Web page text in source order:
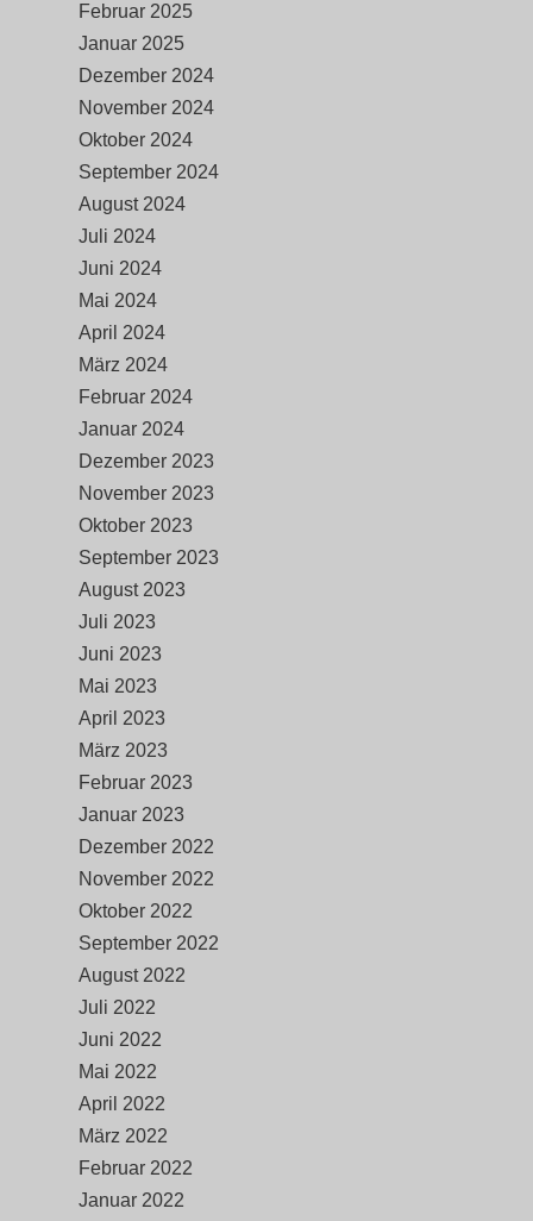
Februar 2025
Januar 2025
Dezember 2024
November 2024
Oktober 2024
September 2024
August 2024
Juli 2024
Juni 2024
Mai 2024
April 2024
März 2024
Februar 2024
Januar 2024
Dezember 2023
November 2023
Oktober 2023
September 2023
August 2023
Juli 2023
Juni 2023
Mai 2023
April 2023
März 2023
Februar 2023
Januar 2023
Dezember 2022
November 2022
Oktober 2022
September 2022
August 2022
Juli 2022
Juni 2022
Mai 2022
April 2022
März 2022
Februar 2022
Januar 2022